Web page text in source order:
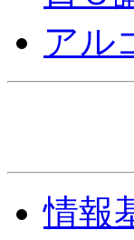
アル
情報